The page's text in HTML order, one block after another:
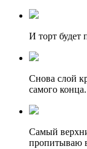
И торт будет
Снова слой
самого
Самый
пропитываю